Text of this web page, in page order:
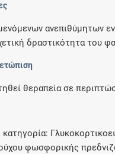
ανεπιθύμητων
δραστικότητα του
θεραπεία σε
φωσφορικής